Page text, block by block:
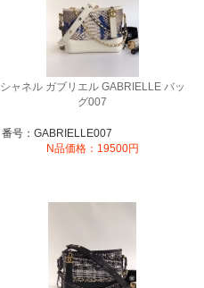
シャネル ガブリエル GABRIELLE バッ
グ007
番号：GABRIELLE007
N品価格：19500円